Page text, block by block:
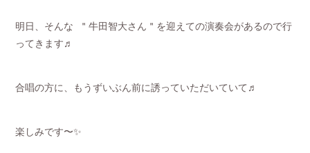
明日、そんな ＂牛田智大さん＂を迎えての演奏会があるので行
ってきます♬
合唱の方に、もうずいぶん前に誘っていただいていて♬
楽しみです〜✨